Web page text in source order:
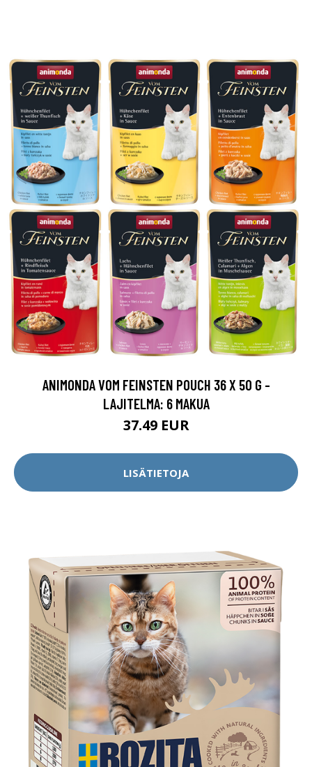
ANIMONDA VOM FEINSTEN POUCH 36 X 50 G -
LAJITELMA: 6 MAKUA
37.49 EUR
LISÄTIETOJA